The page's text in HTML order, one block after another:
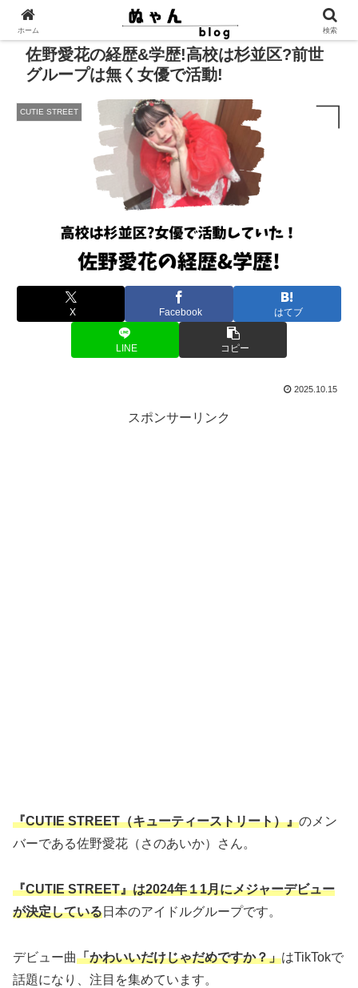
佐野愛花の経歴&学歴!高校は杉並区?前世
グループは無く女優で活動!
CUTIE STREET
X Facebook はてブ
LINE コピー
2025.10.15
スポンサーリンク
『CUTIE STREET（キューティーストリート）』のメン
バーである佐野愛花（さのあいか）さん。
『CUTIE STREET』は2024年１1月にメジャーデビュー
が決定している日本のアイドルグループです。
デビュー曲「かわいいだけじゃだめですか？」はTikTokで
話題になり、注目を集めています。
ホーム 検索